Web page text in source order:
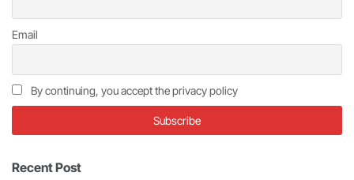
Email
By continuing, you accept the privacy policy
Recent Post